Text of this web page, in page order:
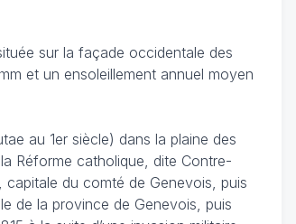
sur la façade occidentale des
et un ensoleillement annuel moyen
au 1er siècle) dans la plaine des
Réforme catholique, dite Contre-
capitale du comté de Genevois, puis
de la province de Genevois, puis